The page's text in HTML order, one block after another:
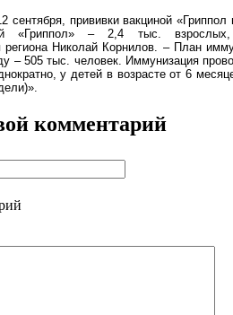
сентября, прививки вакциной
«Гриппол» – 2,4 тыс.
региона Николай Корнилов. – План
– 505 тыс. человек. Иммунизация
у детей в возрасте от 6
комментарий